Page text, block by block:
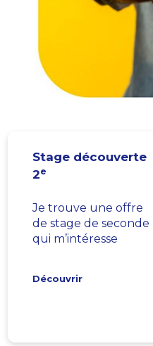
Stage découverte
2e
Je trouve une offre
de stage de seconde
qui m’intéresse
Découvrir